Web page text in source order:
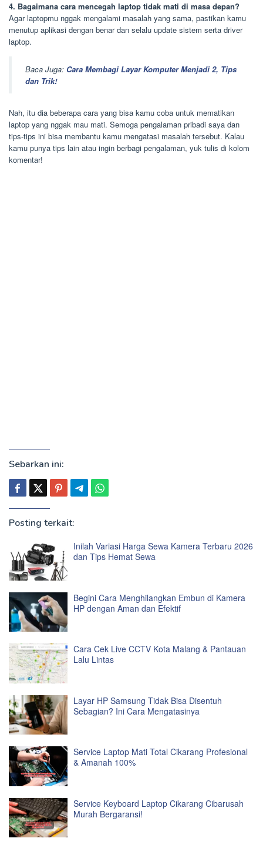
4. Bagaimana cara mencegah laptop tidak mati di masa depan?
Agar laptopmu nggak mengalami masalah yang sama, pastikan kamu
menutup aplikasi dengan benar dan selalu update sistem serta driver
laptop.
Baca Juga: Cara Membagi Layar Komputer Menjadi 2, Tips
dan Trik!
Nah, itu dia beberapa cara yang bisa kamu coba untuk mematikan
laptop yang nggak mau mati. Semoga pengalaman pribadi saya dan
tips-tips ini bisa membantu kamu mengatasi masalah tersebut. Kalau
kamu punya tips lain atau ingin berbagi pengalaman, yuk tulis di kolom
komentar!
Sebarkan ini:
Posting terkait:
Inilah Variasi Harga Sewa Kamera Terbaru 2026
dan Tips Hemat Sewa
Begini Cara Menghilangkan Embun di Kamera
HP dengan Aman dan Efektif
Cara Cek Live CCTV Kota Malang & Pantauan
Lalu Lintas
Layar HP Samsung Tidak Bisa Disentuh
Sebagian? Ini Cara Mengatasinya
Service Laptop Mati Total Cikarang Profesional
& Amanah 100%
Service Keyboard Laptop Cikarang Cibarusah
Murah Bergaransi!